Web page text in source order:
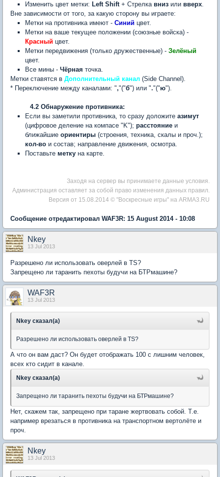
Изменить цвет метки: Left Shift+ Стрелка вниз или вверх.
Вне зависимости от того, за какую сторону вы играете:
Метки на противника имеют - Синий цвет.
Метки на ваше текущее положении (союзные войска) -
Красный цвет.
Метки передвижения (только дружественные) - Зелёный
цвет.
Все мины - Чёрная точка.
Метки ставятся в Дополнительный канал (Side Channel).
* Переключение между каналами: ","("б") или "."("ю").
4.2 Обнаружение противника:
Если вы заметили противника, то сразу доложите азимут
(цифровое деление на компасе "K"); расстояние и
ближайшие ориентиры (строения, техника, скалы и проч.);
кол-во и состав; направление движения, осмотра.
Поставьте метку на карте.
Заходя на сервер вы принимаете данные условия.
Администрация оставляет за собой право изменения данных правил.
Версия от 15.08.2014 © "Воскресные игры" на ARMA3.RU
Сообщение отредактировал WAF3R: 15 August 2014 - 10:08
Nkey
13 Jul 2013
Разрешено ли использовать оверлей в TS?
Запрещено ли таранить пехоты будучи на БТРмашине?
WAF3R
13 Jul 2013
Nkey сказал(а)
Разрешено ли использовать оверлей в TS?
А что он вам даст? Он будет отображать 100 с лишним человек,
всех кто сидит в канале.
Nkey сказал(а)
Запрещено ли таранить пехоты будучи на БТРмашине?
Нет, скажем так, запрещено при таране жертвовать собой. Т.е.
например врезаться в противника на транспортном вертолёте и
проч.
Nkey
13 Jul 2013